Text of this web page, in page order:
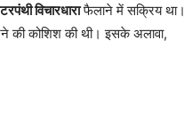
विचारधाराफैलाने में सक्रिय था।
कोशिश की थी। इसके अलावा,